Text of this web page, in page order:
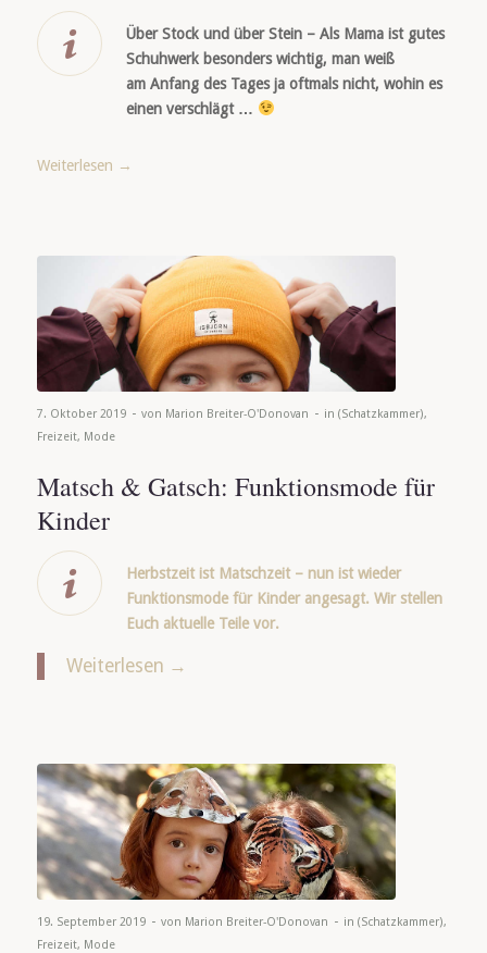
Über Stock und über Stein – Als Mama ist gutes
Schuhwerk besonders wichtig, man weiß
am Anfang des Tages ja oftmals nicht, wohin es
einen verschlägt …
Weiterlesen →
7. Oktober 2019 - von Marion Breiter-O'Donovan - in (Schatzkammer),
Freizeit, Mode
Matsch & Gatsch: Funktionsmode für
Kinder
Herbstzeit ist Matschzeit – nun ist wieder
Funktionsmode für Kinder angesagt. Wir stellen
Euch aktuelle Teile vor.
Weiterlesen →
19. September 2019 - von Marion Breiter-O'Donovan - in (Schatzkammer),
Freizeit, Mode